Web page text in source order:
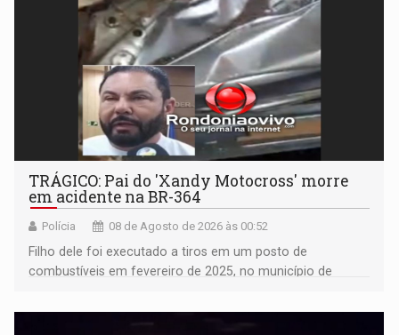
TRÁGICO: Pai do 'Xandy Motocross' morre
em acidente na BR-364
Polícia 08 de Agosto de 2026 às 00:52
Filho dele foi executado a tiros em um posto de
combustíveis em fevereiro de 2025, no município de